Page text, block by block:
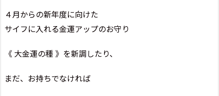
４月からの新年度に向けた
サイフに入れる金運アップのお守り
《 大金運の種 》を新調したり、
まだ、お持ちでなければ